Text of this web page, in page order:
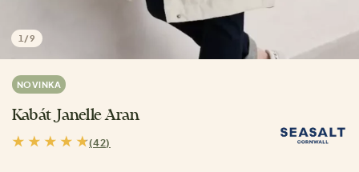
1 /9
NOVINKA
Kabát Janelle Aran
(42)